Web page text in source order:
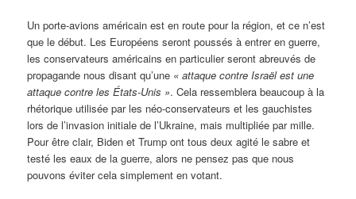
Un porte-avions américain est en route pour la région, et ce n’est
que le début. Les Européens seront poussés à entrer en guerre,
les conservateurs américains en particulier seront abreuvés de
propagande nous disant qu’une « attaque contre Israël est une
attaque contre les États-Unis ». Cela ressemblera beaucoup à la
rhétorique utilisée par les néo-conservateurs et les gauchistes
lors de l’invasion initiale de l’Ukraine, mais multipliée par mille.
Pour être clair, Biden et Trump ont tous deux agité le sabre et
testé les eaux de la guerre, alors ne pensez pas que nous
pouvons éviter cela simplement en votant.